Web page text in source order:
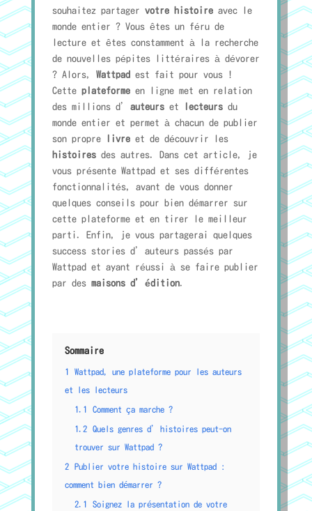
souhaitez partager votre histoireavec le
monde entier ? Vous êtes un féru de
lecture et êtes constamment à la recherche
de nouvelles pépites littéraires à dévorer
? Alors, Wattpad est fait pour vous !
Cette plateformeen ligne met en relation
des millions d’ auteurset lecteursdu
monde entier et permet à chacun de publier
son propre
livreet de découvrir les
histoiresdes autres. Dans cet article, je
vous présente Wattpad et ses différentes
fonctionnalités, avant de vous donner
quelques conseils pour bien démarrer sur
cette plateforme et en tirer le meilleur
parti. Enfin, je vous partagerai quelques
success stories d’auteurs passés par
Wattpad et ayant réussi à se faire publier
par des maisons d’édition.
Sommaire
1
Wattpad, une plateforme pour les auteurs
et les lecteurs
1.1 Comment ça marche ?
1.2
Quels genres d’histoires peut-on
trouver sur Wattpad ?
2
Publier votre histoire sur Wattpad :
comment bien démarrer ?
2.1
Soignez la présentation de votre